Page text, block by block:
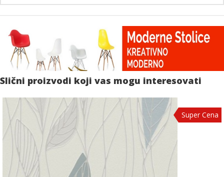
Slični proizvodi koji vas mogu interesovati
Super Cena